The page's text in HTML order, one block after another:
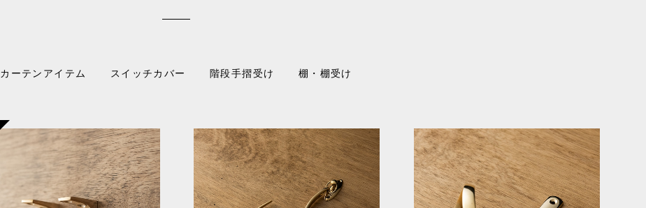
カーテンアイテム スイッチカバー 階段手摺受け 棚・棚受け